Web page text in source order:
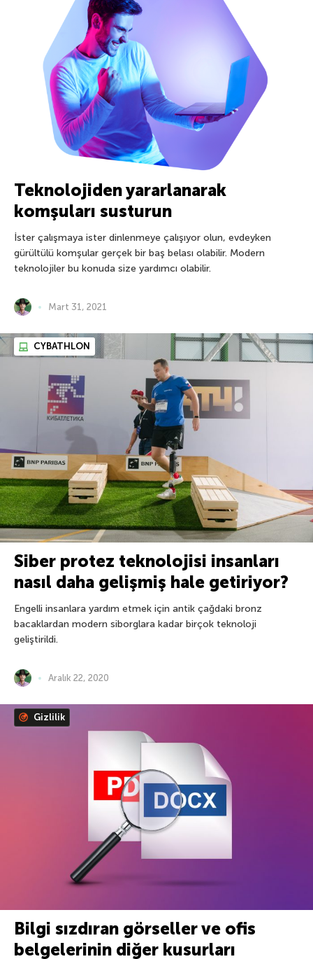
Teknolojiden yararlanarak
komşuları susturun
İster çalışmaya ister dinlenmeye çalışıyor olun, evdeyken
gürültülü komşular gerçek bir baş belası olabilir. Modern
teknolojiler bu konuda size yardımcı olabilir.
Mart 31, 2021
CYBATHLON
Siber protez teknolojisi insanları
nasıl daha gelişmiş hale getiriyor?
Engelli insanlara yardım etmek için antik çağdaki bronz
bacaklardan modern siborglara kadar birçok teknoloji
geliştirildi.
Aralık 22, 2020
Gizlilik
Bilgi sızdıran görseller ve ofis
belgelerinin diğer kusurları